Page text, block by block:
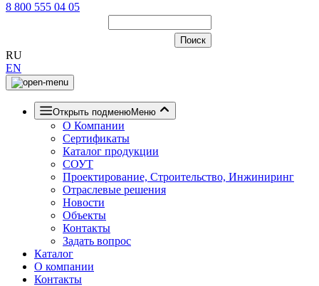
8 800 555 04 05
RU
EN
Открыть подменюМеню
О Компании
Сертификаты
Каталог продукции
СОУТ
Проектирование, Строительство, Инжиниринг
Отраслевые решения
Новости
Объекты
Контакты
Задать вопрос
Каталог
О компании
Контакты